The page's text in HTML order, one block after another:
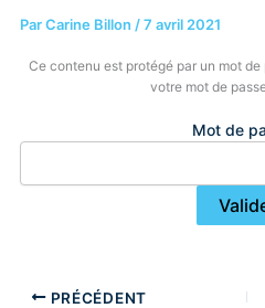
ParCarine Billon /7 avril 2021
Ce contenu est protégé par un mot
votre mot de
Mot de
PRÉCÉDENT